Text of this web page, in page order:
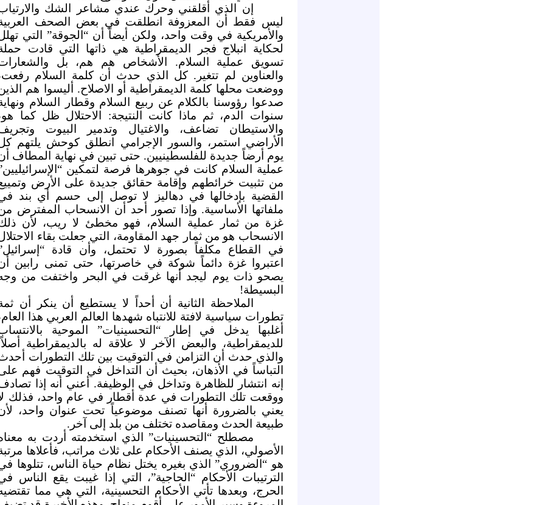
إن الذي أقلقني وحرك عندي مشاعر الشك
ليس فقط أن المعزوفة انطلقت في بعض الصحف
والأمريكية في وقت واحد، ولكن أيضاً أن “الجوقة” التي
لحكاية انبلاج فجر الديمقراطية هي ذاتها التي قادت
تسويق عملية السلام. الأشخاص هم هم، بل
والعناوين لم تتغير. كل الذي حدث أن كلمة السلام
ووضعت محلها كلمة الديمقراطية أو الاصلاح. أليسوا هم
صدعوا رؤوسنا بالكلام عن ربيع السلام وقطار السلام
سنوات الدم، ثم ماذا كانت النتيجة: الاحتلال ظل كما
والاستيطان تضاعف، والاغتيال وتدمير البيوت
الأراضي استمر، والسور الإجرامي انطلق كوحش يلتهم
يوم أرضاً جديدة للفلسطينيين. حتى تبين في نهاية المطاف
عملية السلام كانت في جوهرها فرصة لتمكين
من تثبيت خرائطهم وإقامة حقائق جديدة على الأرض
القضية بإدخالها في دهاليز لا توصل إلى حسم أي بند
ملفاتها الأساسية. وإذا تصور أحد أن الانسحاب المفترض
غزة من ثمار عملية السلام، فهو مخطئ لا ريب، لأن
الانسحاب هو من ثمار جهد المقاومة، التي جعلت بقاء
في القطاع مكلفاً بصورة لا تحتمل، وأن قادة
اعتبروا غزة دائماً شوكة في خاصرتها، حتى تمنى رابين
يصحو ذات يوم ليجد أنها غرقت في البحر واختفت من
البسيطة!
الملاحظة الثانية أن أحداً لا يستطيع أن ينكر أن
تطورات سياسية لافتة للانتباه شهدها العالم العربي هذا
أغلبها يدخل في إطار “التحسينيات” الموحية
للديمقراطية، والبعض الآخر لا علاقة له بالديمقراطية
والذي حدث أن التزامن في التوقيت بين تلك التطورات
التباساً في الأذهان، بحيث أن التداخل في التوقيت فهم
إنه انتشار للظاهرة وتداخل في الوظيفة. أعني أنه إذا
ووقعت تلك التطورات في عدة أقطار في عام واحد، فذلك
يعني بالضرورة أنها تصنف موضوعياً تحت عنوان واحد،
طبيعة الحدث ومقاصده تختلف من بلد إلى آخر.
مصطلح “التحسينيات” الذي استخدمته أردت به
الأصولي، الذي يصنف الأحكام على ثلاث مراتب، فأعلاها
هو “الضروري” الذي بغيره يختل نظام حياة الناس، تتلوها
الترتيبات الأحكام “الحاجية”، التي إذا غيبت يقع الناس
الحرج، وبعدها تأتي الأحكام التحسينية، التي هي مما